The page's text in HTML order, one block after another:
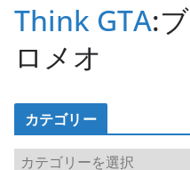
Think GTA:
ロメオ
カテゴリー
カ